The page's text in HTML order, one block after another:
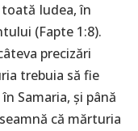
Iudea, în
(Fapte 1:8).
precizări
trebuia să fie
Samaria, și până
că mărturia